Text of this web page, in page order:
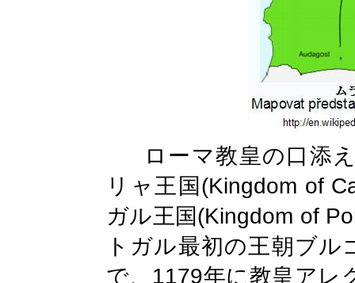
ローマ教皇の口添
リャ王国(Kingdom of
ガル王国(Kingdom of
トガル最初の王朝ブル
で、 1179年に教皇アレ